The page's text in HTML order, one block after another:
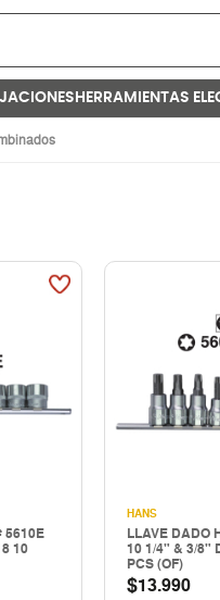
HERRAMIENTAS
5610E
10
HANS
LLAVE DADO
10 1/4" & 3/8"
PCS (OF)
$13.990